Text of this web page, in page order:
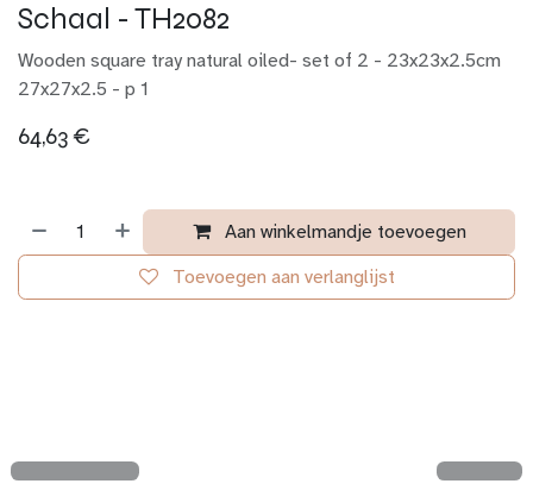
Schaal - TH2082
Wooden square tray natural oiled- set of 2 - 23x23x2.5cm
27x27x2.5 - p 1
64,63€
Aan winkelmandje toevoegen
Toevoegen aan verlanglijst